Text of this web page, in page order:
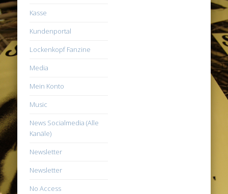
Kasse
Kundenportal
Lockenkopf Fanzine
Media
Mein Konto
Music
News Socialmedia (Alle
Kanäle)
Newsletter
Newsletter
No Access